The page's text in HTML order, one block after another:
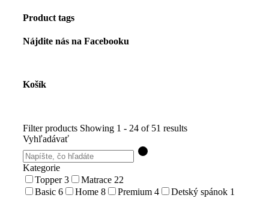
Product tags
Nájdite nás na Facebooku
Košík
Filter products Showing 1 - 24 of 51 results
Vyhľadávať
Kategorie
Topper3 Matrace 22
Basic 6 Home 8 Premium 4 Detský spánok 1